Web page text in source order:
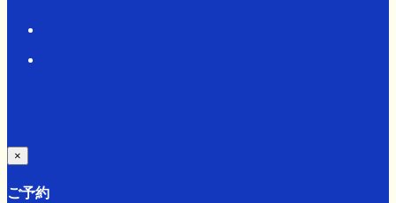
×
ご予約